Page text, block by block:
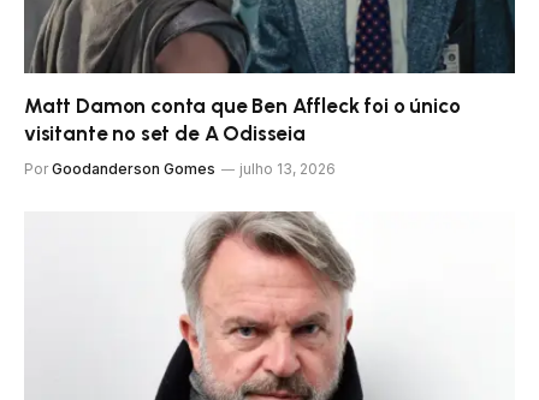
Matt Damon conta que Ben Affleck foi o único
visitante no set de A Odisseia
Por Goodanderson Gomes julho 13, 2026